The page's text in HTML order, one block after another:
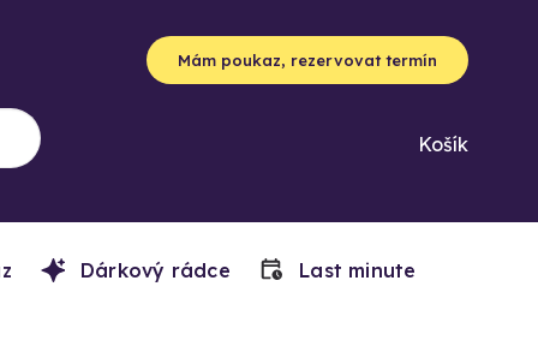
Mám poukaz, rezervovat termín
Košík
Dárkový rádce Last minute